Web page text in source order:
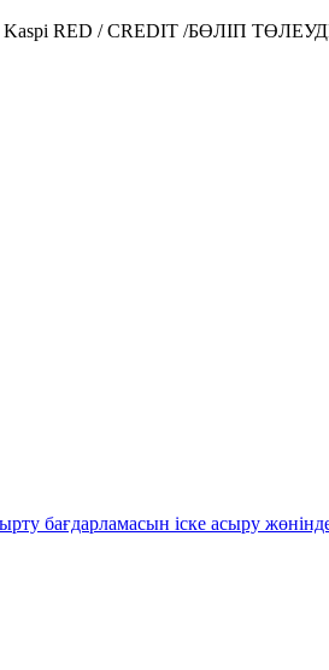
Kaspi RED / CREDIT /БӨЛІП
бағдарламасын іске асыру